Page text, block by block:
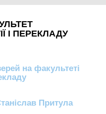
І ПЕРЕКЛАДУ
на факультеті
Притула